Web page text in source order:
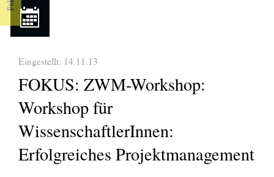
Eingestellt: 14.11.13
FOKUS: ZWM-Workshop:
Workshop für
WissenschaftlerInnen:
Erfolgreiches Projektmanagement